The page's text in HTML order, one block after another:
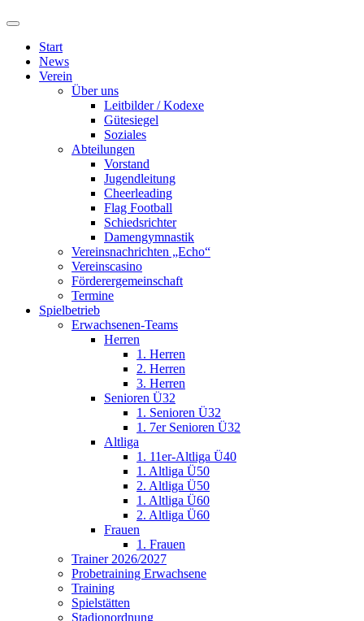
Start
News
Verein
Über uns
Leitbilder / Kodexe
Gütesiegel
Soziales
Abteilungen
Vorstand
Jugendleitung
Cheerleading
Flag Football
Schiedsrichter
Damengymnastik
Vereinsnachrichten „Echo“
Vereinscasino
Förderergemeinschaft
Termine
Spielbetrieb
Erwachsenen-Teams
Herren
1. Herren
2. Herren
3. Herren
Senioren Ü32
1. Senioren Ü32
1. 7er Senioren Ü32
Altliga
1. 11er-Altliga Ü40
1. Altliga Ü50
2. Altliga Ü50
1. Altliga Ü60
2. Altliga Ü60
Frauen
1. Frauen
Trainer 2026/2027
Probetraining Erwachsene
Training
Spielstätten
Stadionordnung